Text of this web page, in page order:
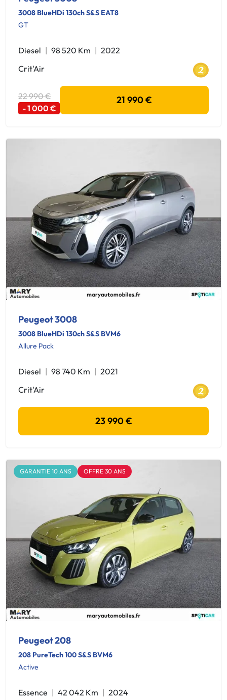
3008 BlueHDi 130ch S&S EAT8
GT
Diesel 98 520 Km
2022
Crit'Air
22 990 €
- 1 000 €
21 990 €
Peugeot 3008
3008 BlueHDi 130ch S&S BVM6
Allure Pack
Diesel 98 740 Km
2021
Crit'Air
23 990 €
GARANTIE 10 ANS OFFRE 30 ANS
Peugeot 208
208 PureTech 100 S&S BVM6
Active
Essence 42 042 Km
2024